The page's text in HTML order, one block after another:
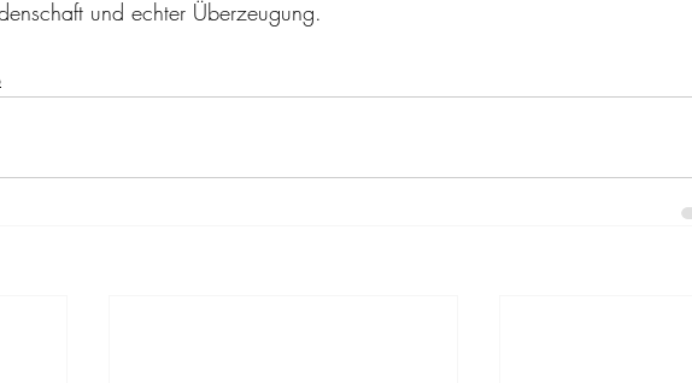
und echter Überzeugung.